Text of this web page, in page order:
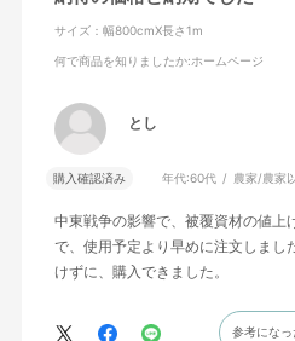
サイズ：幅800cmX長さ1m
何で商品を知りましたか:ホームページ
とし
購入確認済み 年代:60代 農家/農家
中東戦争の影響で、被覆資材の値上
で、使用予定より早めに注文しまし
けずに、購入できました。
参考になっ